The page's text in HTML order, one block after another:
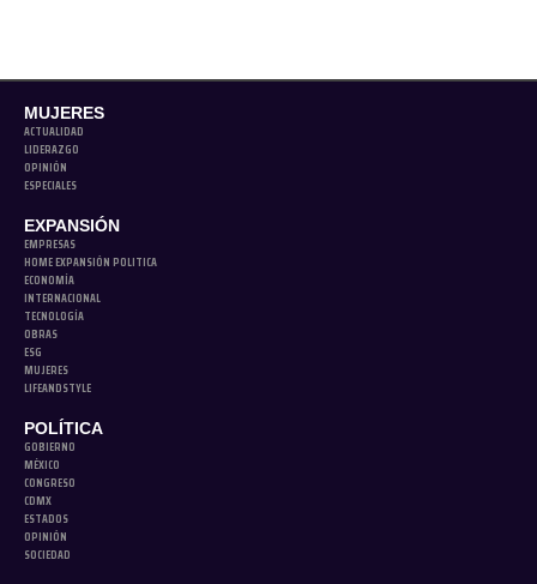
MUJERES
ACTUALIDAD
LIDERAZGO
OPINIÓN
ESPECIALES
EXPANSIÓN
EMPRESAS
HOME EXPANSIÓN POLITICA
ECONOMÍA
INTERNACIONAL
TECNOLOGÍA
OBRAS
ESG
MUJERES
LIFEANDSTYLE
POLÍTICA
GOBIERNO
MÉXICO
CONGRESO
CDMX
ESTADOS
OPINIÓN
SOCIEDAD